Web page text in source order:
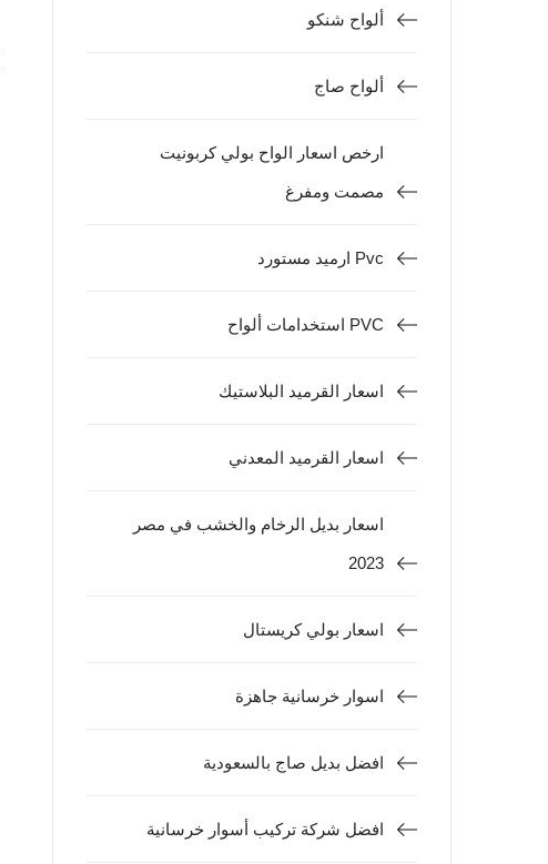
ألواح شنكو
ألواح صاج
ارخص اسعار الواح بولي كربونيت
مصمت ومفرغ
ارميد مستورد Pvc
استخدامات ألواح PVC
اسعار القرميد البلاستيك
اسعار القرميد المعدني
اسعار بديل الرخام والخشب في مصر
2023
اسعار بولي كريستال
اسوار خرسانية جاهزة
افضل بديل صاج بالسعودية
افضل شركة تركيب أسوار خرسانية